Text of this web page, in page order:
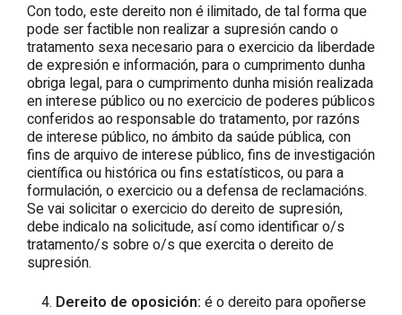
Con todo, este dereito non é ilimitado, de tal forma que
pode ser factible non realizar a supresión cando o
tratamento sexa necesario para o exercicio da liberdade
de expresión e información, para o cumprimento dunha
obriga legal, para o cumprimento dunha misión realizada
en interese público ou no exercicio de poderes públicos
conferidos ao responsable do tratamento, por razóns
de interese público, no ámbito da saúde pública, con
fins de arquivo de interese público, fins de investigación
científica ou histórica ou fins estatísticos, ou para a
formulación, o exercicio ou a defensa de reclamacións.
Se vai solicitar o exercicio do dereito de supresión,
debe indicalo na solicitude, así como identificar o/s
tratamento/s sobre o/s que exercita o dereito de
supresión.
Dereito de oposición: é o dereito para opoñerse